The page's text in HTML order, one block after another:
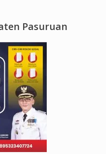
Pasuruan